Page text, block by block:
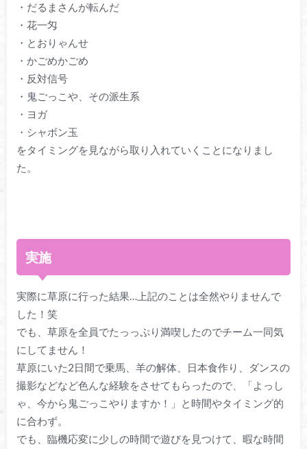
・だるまさんが転んだ
・花一匁
・とおりゃんせ
・かごめかごめ
・反対信号
・鬼ごっこや、その派生系
・ヨガ
・シャボン玉
をタイミングを見ながら取り入れていくことになりまし
た。
実施
実際に草原に行った結果…上記のことは全然やりませんで
した！笑
でも、草原を全員でたっっぷり満喫したのでチーム一同気
にしてません！
草原にいた2日間で乗馬、羊の解体、日本食作り、ダンスの
撮影などなど色んな経験をさせてもらったので、「よっし
ゃ、今から鬼ごっこやりますか！」と時間やタイミング的
に合わず。
でも、臨機応変に少しの時間で遊びを見つけて、暇な時間